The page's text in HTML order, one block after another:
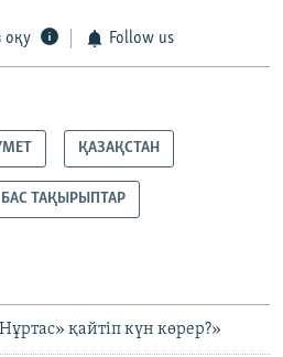
оқу Follow us
ҚАЗАҚСТАН
БАС ТАҚЫРЫПТАР
қайтіп күн көрер?»